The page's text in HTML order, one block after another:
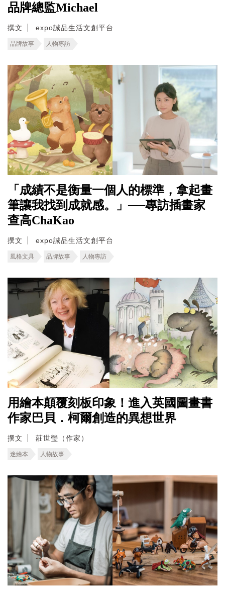
品牌總監Michael
撰文 expo誠品生活文創平台
品牌故事 人物專訪
「成績不是衡量一個人的標準，拿起畫
筆讓我找到成就感。」──專訪插畫家
查高ChaKao
撰文 expo誠品生活文創平台
風格文具 品牌故事 人物專訪
用繪本顛覆刻板印象！進入英國圖畫書
作家巴貝．柯爾創造的異想世界
撰文 莊世瑩（作家）
迷繪本 人物故事